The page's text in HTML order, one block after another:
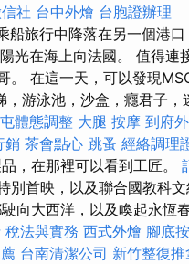
社 台中外燴 台胞證辦理
船旅行中降落在另一個港口
光在海上向法國。 值得連
。 在這一天，可以發現
游泳池，沙盒，癮君子，
體態調整 大腿 按摩 到府
銷 茶會點心 跳蚤 經絡調理
，在那裡可以看到工匠。
別首映，以及聯合國教科
向大西洋，以及喚起永恆
稅法與實務 西式外燴 腳底
台南清潔公司 新竹整復推